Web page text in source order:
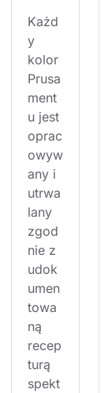
Każd
y
kolor
Prusa
ment
u jest
oprac
owyw
any i
utrwa
lany
zgod
nie z
udok
umen
towa
ną
recep
turą
spekt